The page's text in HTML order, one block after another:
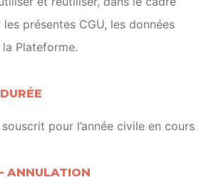
présentes CGU, les données
Plateforme.
pour l’année civile en cours
ANNULATION